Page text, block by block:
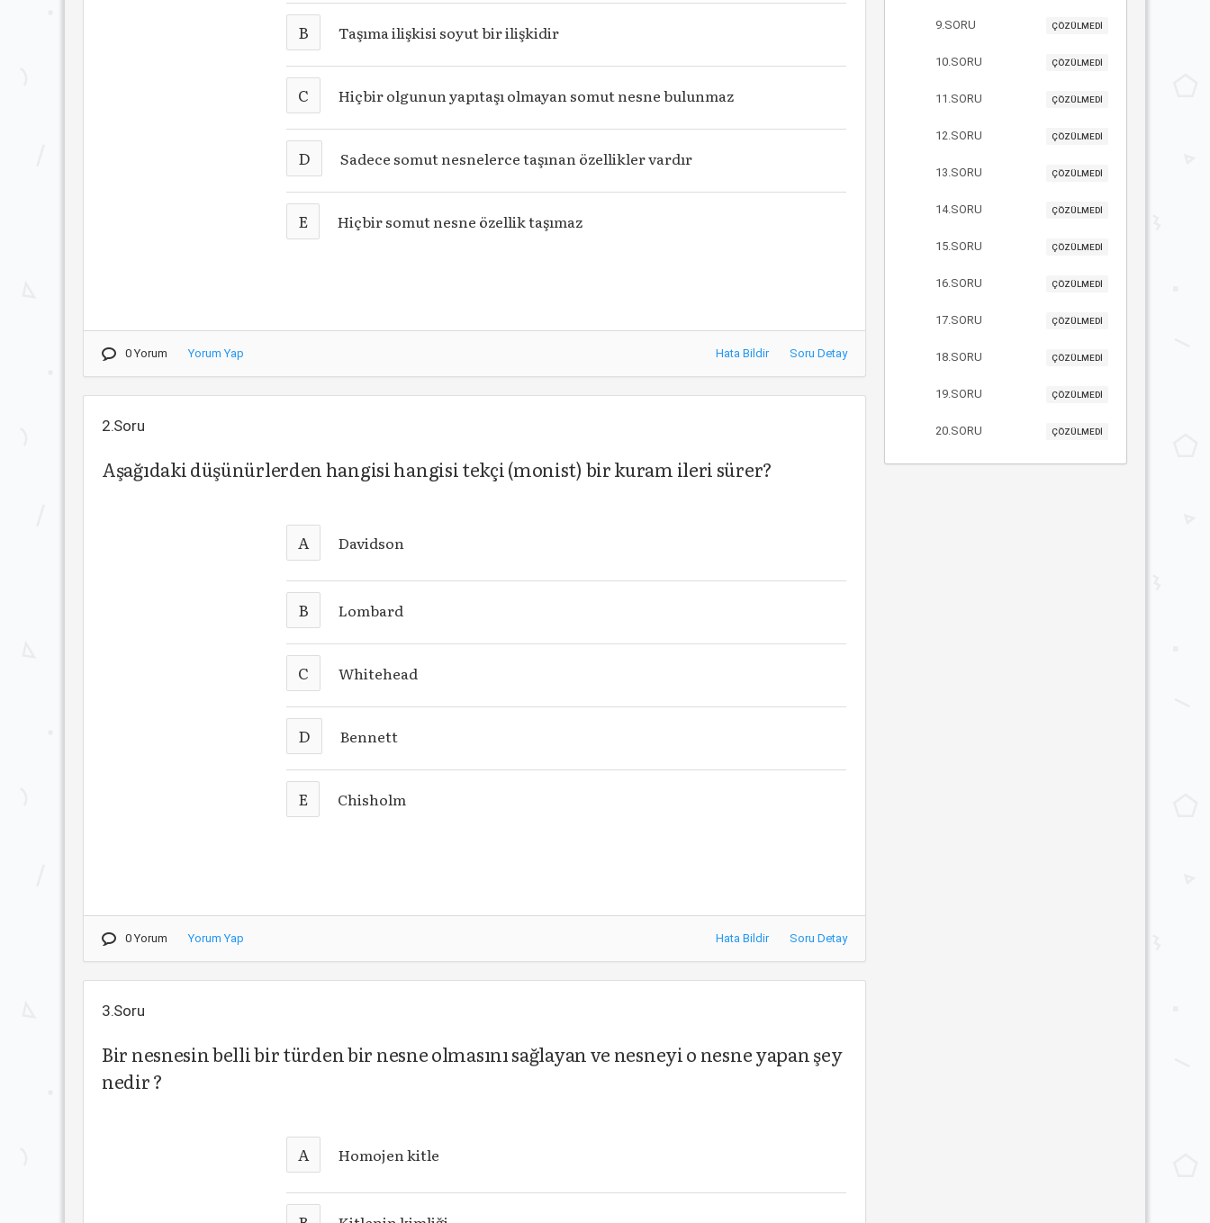
B Taşıma ilişkisi soyut bir ilişkidir
C Hiçbir olgunun yapıtaşı olmayan somut nesne bulunmaz
D Sadece somut nesnelerce taşınan özellikler vardır
E Hiçbir somut nesne özellik taşımaz
0 Yorum Yorum Yap Hata Bildir Soru Detay
2.Soru
Aşağıdaki düşünürlerden hangisi hangisi tekçi (monist) bir kuram ileri sürer?
A Davidson
B Lombard
C Whitehead
D Bennett
E Chisholm
0 Yorum Yorum Yap Hata Bildir Soru Detay
3.Soru
Bir nesnesin belli bir türden bir nesne olmasını sağlayan ve nesneyi o nesne yapan şey
nedir ?
A Homojen kitle
9.SORU ÇÖZÜLMEDİ
10.SORU ÇÖZÜLMEDİ
11.SORU ÇÖZÜLMEDİ
12.SORU ÇÖZÜLMEDİ
13.SORU ÇÖZÜLMEDİ
14.SORU ÇÖZÜLMEDİ
15.SORU ÇÖZÜLMEDİ
16.SORU ÇÖZÜLMEDİ
17.SORU ÇÖZÜLMEDİ
18.SORU ÇÖZÜLMEDİ
19.SORU ÇÖZÜLMEDİ
20.SORU ÇÖZÜLMEDİ